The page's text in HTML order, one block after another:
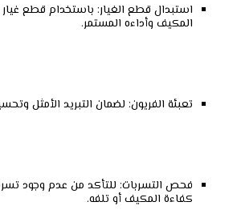
استبدال قطع الغيار: باستخدام قطع
المكيف وأداءه المستمر.
تعبئة الفريون: لضمان التبريد الأمثل
فحص التسربات: للتأكد من عدم وجود
كفاءة المكيف أو تلفه.